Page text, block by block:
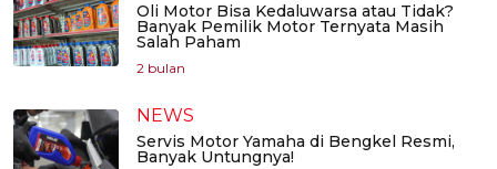
Oli Motor Bisa Kedaluwarsa atau Tidak?
Banyak Pemilik Motor Ternyata Masih
Salah Paham
2 bulan
NEWS
Servis Motor Yamaha di Bengkel Resmi,
Banyak Untungnya!